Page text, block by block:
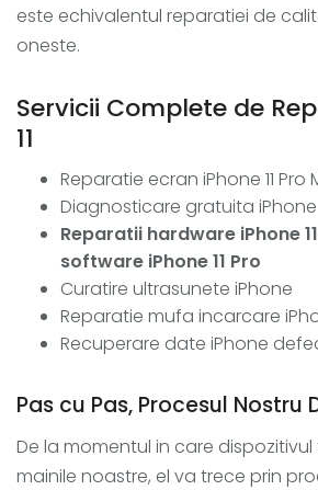
este echivalentul reparatiei de
oneste.
Servicii Complete de
11
Reparatie ecran iPhone 11 Pro
Diagnosticare gratuita iPhone
Reparatii hardware iPhone 11
software iPhone 11 Pro
Curatire ultrasunete iPhone
Reparatie mufa incarcare
Recuperare date iPhone
Pas cu Pas, Procesul Nostru
De la momentul in care
mainile noastre, el va trece prin